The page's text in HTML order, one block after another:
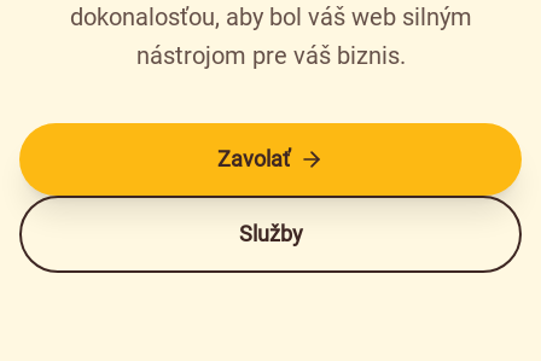
dokonalosťou, aby bol váš web silným
nástrojom pre váš biznis.
Zavolať
Služby